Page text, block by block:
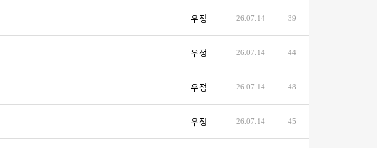
우정 26.07.14 39
우정 26.07.14 44
우정 26.07.14 48
우정 26.07.14 45